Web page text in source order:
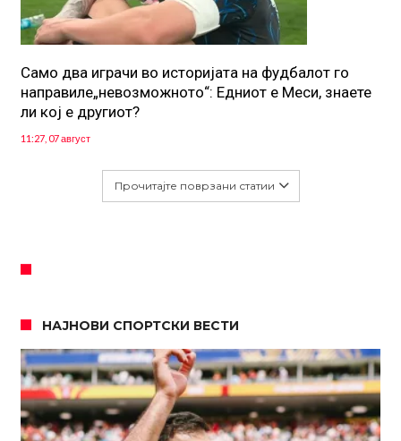
Само два играчи во историјата на фудбалот го
направиле„невозможното“: Едниот е Меси, знаете
ли кој е другиот?
11:27, 07 август
Прочитајте поврзани статии
НАЈНОВИ СПОРТСКИ ВЕСТИ